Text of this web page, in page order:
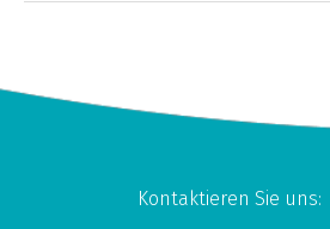
Kontaktieren Sie uns: